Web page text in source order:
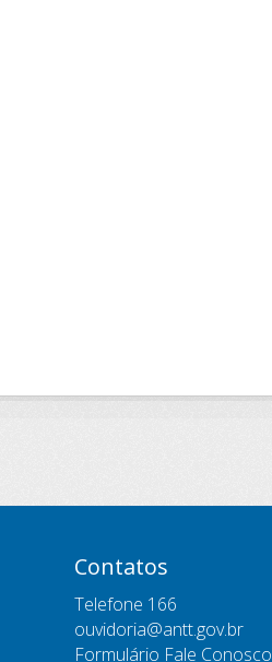
Contatos
Telefone 166
ouvidoria@antt.gov.br
Formulário Fale Conosco